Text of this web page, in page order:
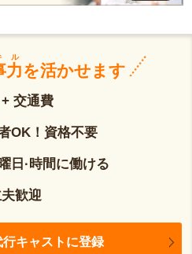
力
ル
を活かせます
交通費
OK！資格不要
日·時間に働ける
歓迎
行キャストに登録